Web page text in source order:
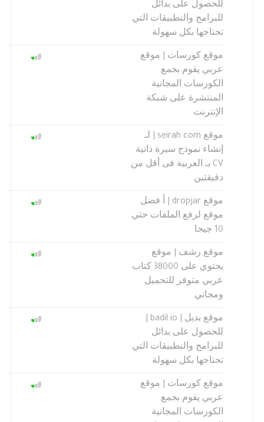
للحصول على بدائل
للبرامج والتطبيقات التي
تحتاجها بكل سهولة
موقع كورسات | موقع
عربي يقوم بجمع
الكورسات المجانية
المنتشرة على شبكة
الإنترنت
موقع seirah.com | لـ
إنشاء نموذج سيرة ذاتية
CV بـ العربية فى أقل من
دقيقتين
موقع dropjar | أ فضل
موقع لرفع الملفات حتي
10 جيجا
موقع رشف | موقع
يحتوي على 38000 كتاب
عربي متوفر للتحميل
ومجاني
للحصول على بدائل
للبرامج والتطبيقات التي
تحتاجها بكل سهولة
موقع كورسات | موقع
عربي يقوم بجمع
الكورسات المجانية